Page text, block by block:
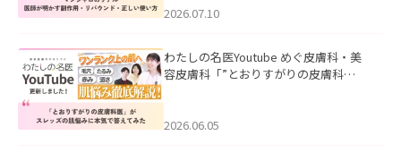
た。
2026.07.10
わたしの名医Youtube めぐ皮膚科・美
容皮膚科「”とおりすがりの皮膚科
2026.06.05